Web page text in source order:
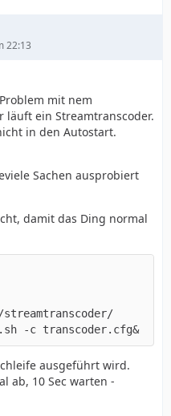
22:13
mit nem
läuft ein Streamtranscoder.
in den Autostart.
Sachen ausprobiert
damit das Ding normal
-c transcoder.cfg&
ausgeführt wird.
ab, 10 Sec warten -